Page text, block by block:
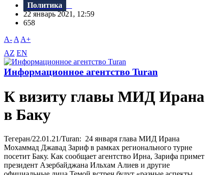
Политика
22 январь 2021, 12:59
658
A- A A+
AZ EN
Информационное агентство Turan
К визиту главы МИД Ирана
в Баку
Тегеран/22.01.21/Turan: 24 января глава МИД Ирана
Мохаммад Джавад Зариф в рамках регионального турне
посетит Баку. Как сообщает агентство Ирна, Зарифа примет
президент Азербайджана Ильхам Алиев и другие